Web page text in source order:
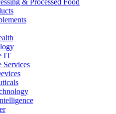
& Processed Food
IT
Services